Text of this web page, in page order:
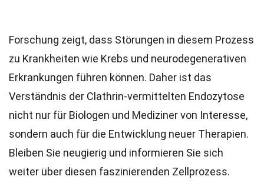
Forschung zeigt, dass Störungen in diesem Prozess
zu Krankheiten wie Krebs und neurodegenerativen
Erkrankungen führen können. Daher ist das
Verständnis der Clathrin-vermittelten Endozytose
nicht nur für Biologen und Mediziner von Interesse,
sondern auch für die Entwicklung neuer Therapien.
Bleiben Sie neugierig und informieren Sie sich
weiter über diesen faszinierenden Zellprozess.